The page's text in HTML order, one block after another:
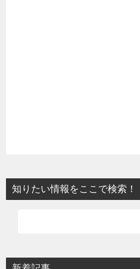
知りたい情報をここで検索！